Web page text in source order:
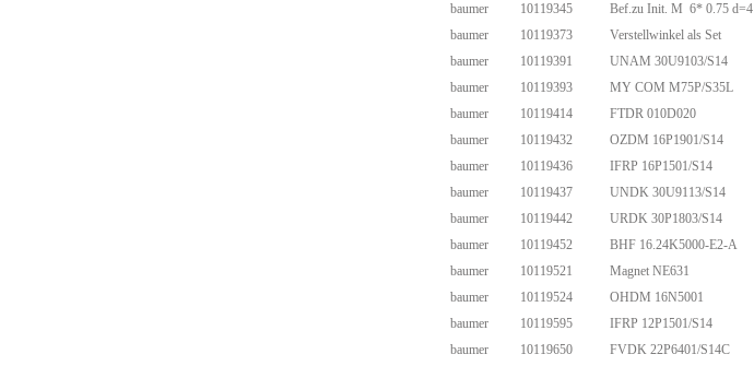
baumer
10119345
Bef.zu Init. M 6* 0.75 d=4
baumer
10119373
Verstellwinkel als Set
baumer
10119391
UNAM 30U9103/S14
baumer
10119393
MY COM M75P/S35L
baumer
10119414
FTDR 010D020
baumer
10119432
OZDM 16P1901/S14
baumer
10119436
IFRP 16P1501/S14
baumer
10119437
UNDK 30U9113/S14
baumer
10119442
URDK 30P1803/S14
baumer
10119452
BHF 16.24K5000-E2-A
baumer
10119521
Magnet NE631
baumer
10119524
OHDM 16N5001
baumer
10119595
IFRP 12P1501/S14
baumer
10119650
FVDK 22P6401/S14C